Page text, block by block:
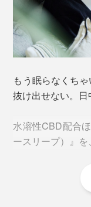
もう眠らなくち
抜け出せない。
水溶性CBD配合
ースリープ）』
睡眠に悩む研究